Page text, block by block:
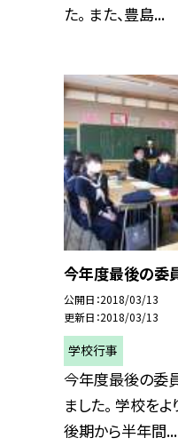
た。 また、豊島...
今年度最後の委
公開日 2018/03/13
更新日 2018/03/13
学校行事
今年度最後の委
ました。 学校をよ
後期から半年間...